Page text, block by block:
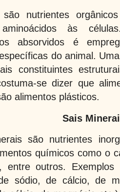
são nutrientes
aminoácidos às
absorvidos é
do animal.
constituintes
se dizer que
alimentos plásticos.
Sais
são nutrientes
químicos como o
entre outros.
sódio, de cálcio, de